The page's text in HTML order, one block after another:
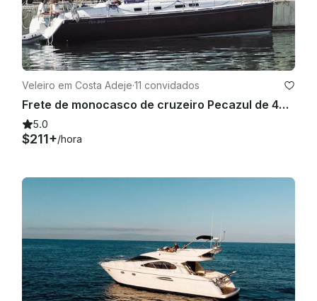
Veleiro em Costa Adeje·11 convidados
Frete de monocasco de cruzeiro Pecazul de 40 pés na Costa de Jeadeje (Tenerife), Espanha
5.0
$211+/hora